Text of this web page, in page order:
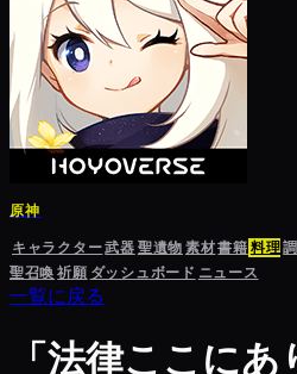
原神
キャラクター武器聖遺物素材書籍料理
聖召喚祈願 ダッシュボード ニュース
一覧に戻る
「法律ここにあ